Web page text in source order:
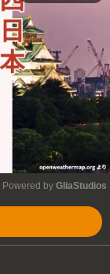
Mute
Powered by GliaStudios